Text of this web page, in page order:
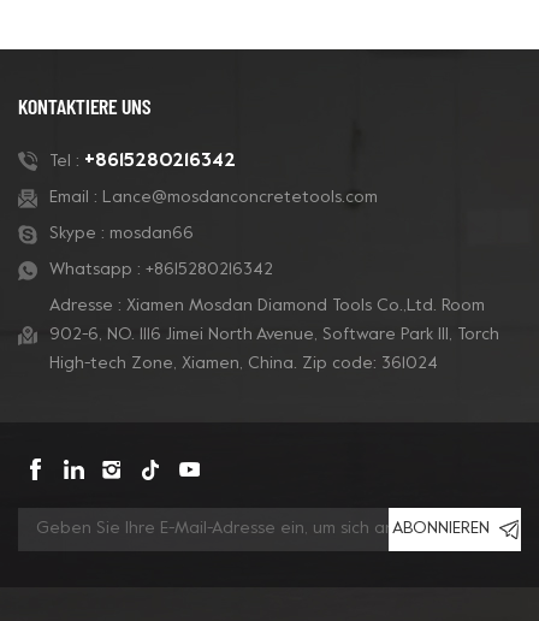
KONTAKTIERE UNS
Tel : +8615280216342
Email : Lance@mosdanconcretetools.com
Skype : mosdan66
Whatsapp : +8615280216342
Adresse : Xiamen Mosdan Diamond Tools Co.,Ltd. Room
902-6, NO. 1116 Jimei North Avenue, Software Park Ill, Torch
High-tech Zone, Xiamen, China. Zip code: 361024
ABONNIEREN